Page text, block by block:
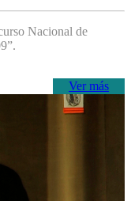
Nacional de
Ver más